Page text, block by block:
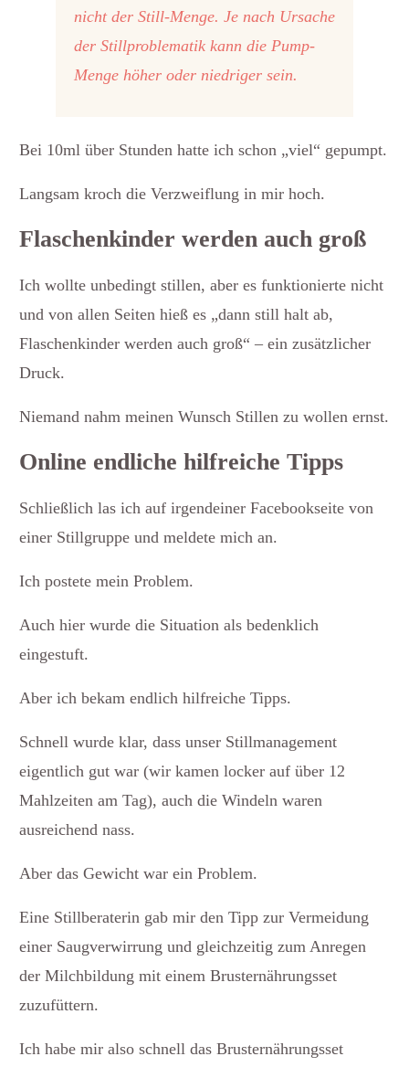
nicht der Still-Menge. Je nach Ursache
der Stillproblematik kann die Pump-
Menge höher oder niedriger sein.
Bei 10ml über Stunden hatte ich schon „viel“ gepumpt.
Langsam kroch die Verzweiflung in mir hoch.
Flaschenkinder werden auch groß
Ich wollte unbedingt stillen, aber es funktionierte nicht
und von allen Seiten hieß es „dann still halt ab,
Flaschenkinder werden auch groß“ – ein zusätzlicher
Druck.
Niemand nahm meinen Wunsch Stillen zu wollen ernst.
Online endliche hilfreiche Tipps
Schließlich las ich auf irgendeiner Facebookseite von
einer Stillgruppe und meldete mich an.
Ich postete mein Problem.
Auch hier wurde die Situation als bedenklich
eingestuft.
Aber ich bekam endlich hilfreiche Tipps.
Schnell wurde klar, dass unser Stillmanagement
eigentlich gut war (wir kamen locker auf über 12
Mahlzeiten am Tag), auch die Windeln waren
ausreichend nass.
Aber das Gewicht war ein Problem.
Eine Stillberaterin gab mir den Tipp zur Vermeidung
einer Saugverwirrung und gleichzeitig zum Anregen
der Milchbildung mit einem Brusternährungsset
zuzufüttern.
Ich habe mir also schnell das Brusternährungsset